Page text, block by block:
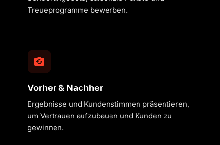
Treueprogramme bewerben.
Vorher & Nachher
Ergebnisse und Kundenstimmen präsentieren,
um Vertrauen aufzubauen und Kunden zu
gewinnen.